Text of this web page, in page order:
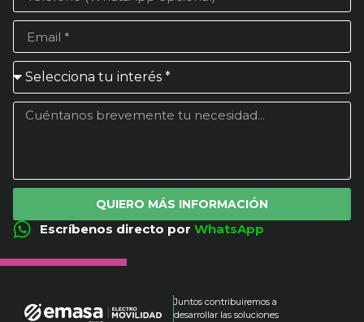
QUIERO MÁS INFORMACIÓN
Escríbenos directo por WhatsApp
Juntos contribuiremos a
desarrollar las soluciones